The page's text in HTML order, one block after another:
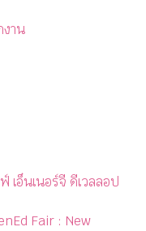
งาน
อ็นเนอร์จี ดีเวลลอป
Fair : New